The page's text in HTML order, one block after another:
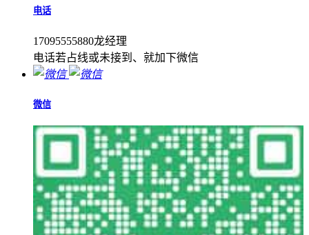
电话
17095555880龙经理
电话若占线或未接到、就加下微信
微信